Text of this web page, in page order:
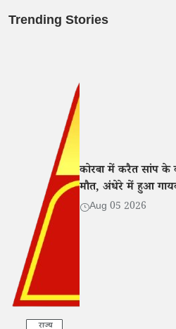
Trending Stories
कोरबा में करैत सांप
मौत, अंधेरे में हुआ
Aug 05 2026